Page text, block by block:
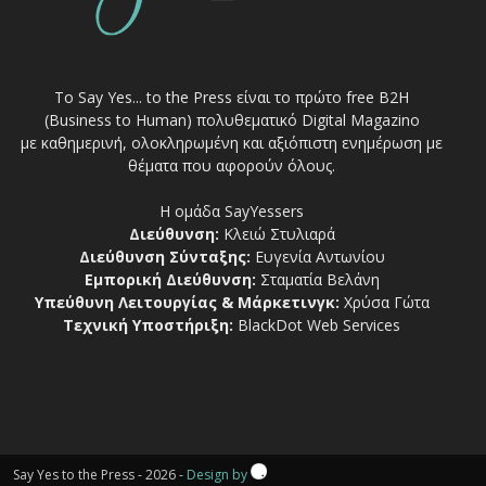
Το Say Yes... to the Press είναι το πρώτο free Β2Η
(Business to Human) πολυθεματικό Digital Magazino
με καθημερινή, ολοκληρωμένη και αξιόπιστη ενημέρωση με
θέματα που αφορούν όλους.
Η ομάδα SayYessers
Διεύθυνση: Κλειώ Στυλιαρά
Διεύθυνση Σύνταξης: Ευγενία Αντωνίου
Εμπορική Διεύθυνση: Σταματία Βελάνη
Υπεύθυνη Λειτουργίας & Μάρκετινγκ: Χρύσα Γώτα
Τεχνική Υποστήριξη: BlackDot Web Services
Say Yes to the Press - 2026 - Design by